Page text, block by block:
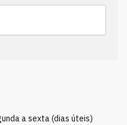
a sexta (dias úteis)